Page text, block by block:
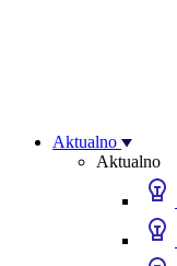
Aktualno
Aktualno